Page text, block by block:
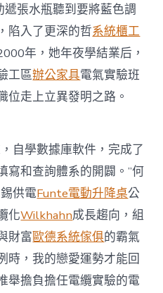
遞張水瓶聽到要將藍色調
陷入了更深的哲系統櫃工
年，她年夜學結業后，
工區辦公家具電氣實驗班
位走上立異發明之路。
學數據庫軟件，完成了
寫和查詢體系的開闢。”何
供電Funte電動升降桌公
化Wilkhahn成長趨向，組
財富歐德系統傢俱的霸氣
時，我的戀愛運勢才能回
舉擔負擔任電纜實驗的電